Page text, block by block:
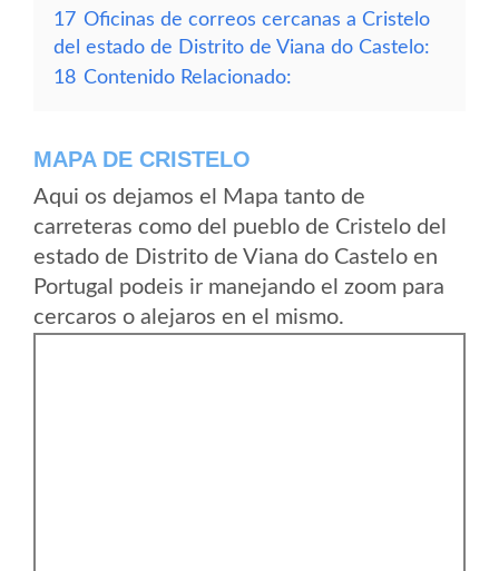
17 Oficinas de correos cercanas a Cristelo
del estado de Distrito de Viana do Castelo:
18 Contenido Relacionado:
MAPA DE CRISTELO
Aqui os dejamos el Mapa tanto de
carreteras como del pueblo de Cristelo del
estado de Distrito de Viana do Castelo en
Portugal podeis ir manejando el zoom para
cercaros o alejaros en el mismo.